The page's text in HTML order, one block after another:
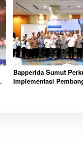
Bapperida Sumut
Implementasi